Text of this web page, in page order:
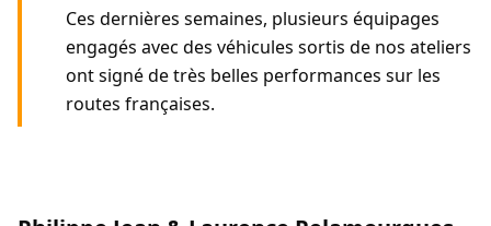
Ces dernières semaines, plusieurs équipages
engagés avec des véhicules sortis de nos ateliers
ont signé de très belles performances sur les
routes françaises.